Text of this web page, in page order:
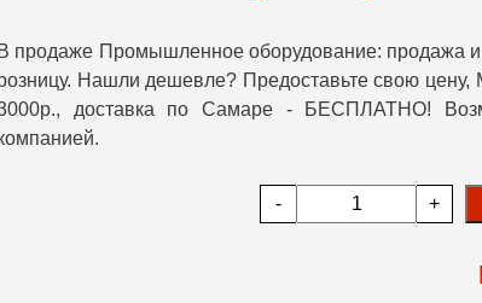
В продаже Промышленное оборудование: продажа
Нашли дешевле? Предоставьте свою
доставка по Самаре - БЕСПЛАТНО!
- +